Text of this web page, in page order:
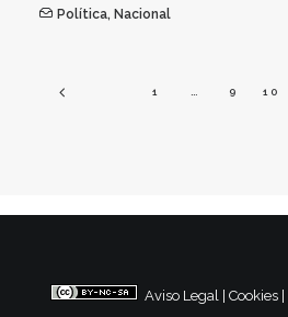
Política, Nacional
1 9 10
Aviso Legal Cookies